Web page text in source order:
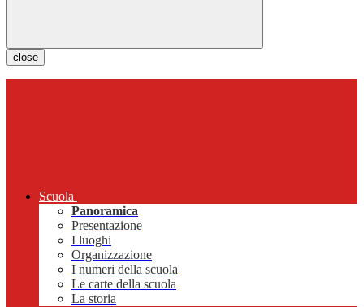
close
Scuola
Panoramica
Presentazione
I luoghi
Organizzazione
I numeri della scuola
Le carte della scuola
La storia